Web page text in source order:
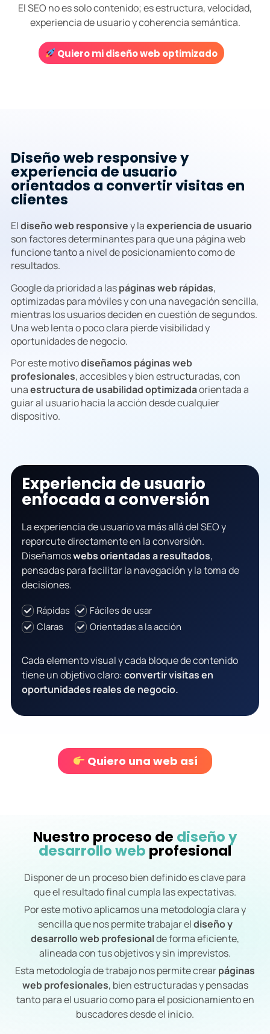
El SEO no es solo contenido; es estructura, velocidad,
experiencia de usuario y coherencia semántica.
Quiero mi diseño web optimizado
Diseño web responsive y
experiencia de usuario
orientados a convertir visitas en
clientes
Eldiseño web responsivey laexperiencia de usuario
son factores determinantes para que una página web
funcione tanto a nivel de posicionamiento como de
resultados.
Google da prioridad a laspáginas web rápidas,
optimizadas para móviles y con una navegación sencilla,
mientras los usuarios deciden en cuestión de segundos.
Una web lenta o poco clara pierde visibilidad y
oportunidades de negocio.
Por este motivodiseñamos páginas web
profesionales, accesibles y bien estructuradas, con
unaestructura de usabilidad optimizadaorientada a
guiar al usuario hacia la acción desde cualquier
dispositivo.
Experiencia de usuario
enfocada a conversión
La experiencia de usuario va más allá del SEO y
repercute directamente en la conversión.
Diseñamoswebs orientadas a resultados,
pensadas para facilitar la navegación y la toma de
decisiones.
Rápidas
Claras
Fáciles de usar
Orientadas a la acción
Cada elemento visual y cada bloque de contenido
tiene un objetivo claro:convertir visitas en
oportunidades reales de negocio.
Quiero una web así
Nuestro proceso de diseño y
desarrollo web profesional
Disponer de un proceso bien definido es clave para
que el resultado final cumpla las expectativas.
Por este motivo aplicamos una metodología clara y
sencilla que nos permite trabajar eldiseño y
desarrollo web profesionalde forma eficiente,
alineada con tus objetivos y sin imprevistos.
Esta metodología de trabajo nos permite crearpáginas
web profesionales, bien estructuradas y pensadas
tanto para el usuario como para el posicionamiento en
buscadores desde el inicio.